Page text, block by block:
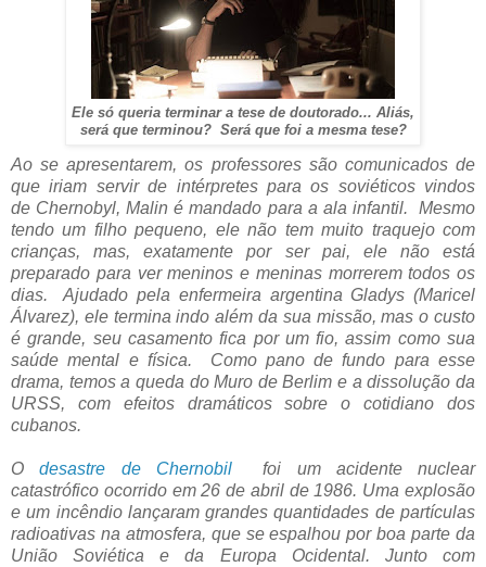
Ele só queria terminar a tese de doutorado... Aliás,
será que terminou? Será que foi a mesma tese?
Ao se apresentarem, os professores são comunicados de
que iriam servir de intérpretes para os soviéticos vindos
de Chernobyl, Malin é mandado para a ala infantil. Mesmo
tendo um filho pequeno, ele não tem muito traquejo com
crianças, mas, exatamente por ser pai, ele não está
preparado para ver meninos e meninas morrerem todos os
dias. Ajudado pela enfermeira argentina Gladys (Maricel
Álvarez), ele termina indo além da sua missão, mas o custo
é grande, seu casamento fica por um fio, assim como sua
saúde mental e física. Como pano de fundo para esse
drama, temos a queda do Muro de Berlim e a dissolução da
URSS, com efeitos dramáticos sobre o cotidiano dos
cubanos.
Odesastre de Chernobilfoi um acidente nuclear
catastrófico ocorrido em 26 de abril de 1986. Uma explosão
e um incêndio lançaram grandes quantidades de partículas
radioativas na atmosfera, que se espalhou por boa parte da
União Soviética e da Europa Ocidental. Junto com